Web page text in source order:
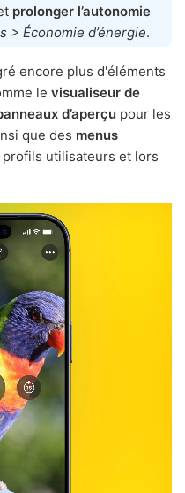
prolonger l’autonomie
> Économie d’énergie.
encore plus d'éléments
le visualiseur de
d’aperçu pour les
que des menus
profils utilisateurs et lors